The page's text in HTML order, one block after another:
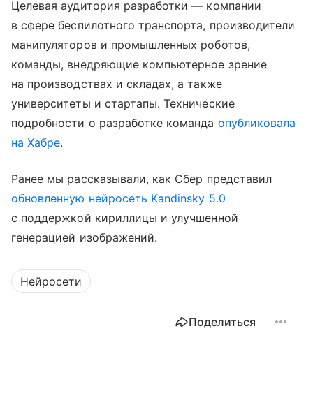
Целевая аудитория разработки — компании
в сфере беспилотного транспорта, производители
манипуляторов и промышленных роботов,
команды, внедряющие компьютерное зрение
на производствах и складах, а также
университеты и стартапы. Технические
подробности о разработке команда опубликовала
на Хабре.
Ранее мы рассказывали, как Сбер представил
обновленную нейросеть Kandinsky 5.0
с поддержкой кириллицы и улучшенной
генерацией изображений.
Нейросети
Поделиться